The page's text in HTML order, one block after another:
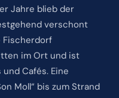
Jahre blieb der
verschont
Fischerdorf
im Ort und ist
Cafés. Eine
Moll“ bis zum Strand